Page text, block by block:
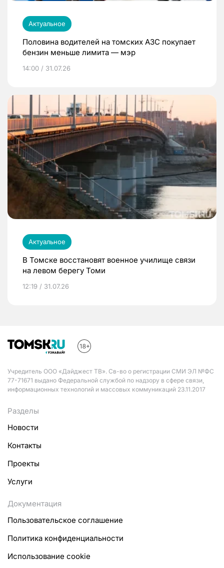
Актуальное
Половина водителей на томских АЗС покупает
бензин меньше лимита — мэр
14:00 / 31.07.26
Актуальное
В Томске восстановят военное училище связи
на левом берегу Томи
12:19 / 31.07.26
Учредитель ООО «Дайджест ТВ». Св-во о регистрации СМИ ЭЛ №ФС
77-71671 выдано Федеральной службой по надзору в сфере связи,
информационных технологий и массовых коммуникаций 23.11.2017
Разделы
Новости
Контакты
Проекты
Услуги
Документация
Пользовательское соглашение
Политика конфиденциальности
Использование cookie